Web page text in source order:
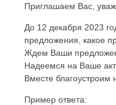
Приглашаем Вас,
До 12 декабря 2023
предложения, какое
Ждем Ваши
Надеемся на Ваше
Вместе благоустроим
Пример ответа: